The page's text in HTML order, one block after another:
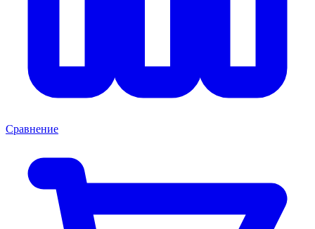
Сравнение